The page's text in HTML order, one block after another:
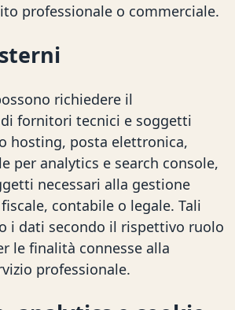
professionale o commerciale.
richiedere il
fornitori tecnici e soggetti
hosting, posta elettronica,
per analytics e search console,
necessari alla gestione
contabile o legale. Tali
i dati secondo il rispettivo ruolo
le finalità connesse alla
professionale.